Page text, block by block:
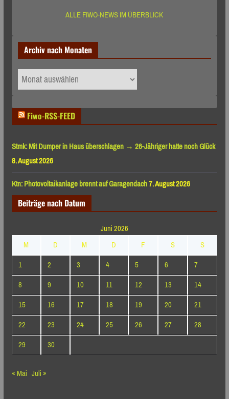
ALLE FIWO-NEWS IM ÜBERBLICK
Archiv nach Monaten
Archiv
nach
Fiwo-RSS-FEED
Stmk: Mit Dumper in Haus überschlagen → 26-Jähriger hatte noch Glück
8. August 2026
Ktn: Photovoltaikanlage brennt auf Garagendach7. August 2026
Beiträge nach Datum
Juni 2026
M
D M D F S
S
1
2 3 4 5 6
7
8
9 10 11 12 13
14
15
16 17 18 19 20
21
22
23 24 25 26 27
28
29
30
« Mai Juli »